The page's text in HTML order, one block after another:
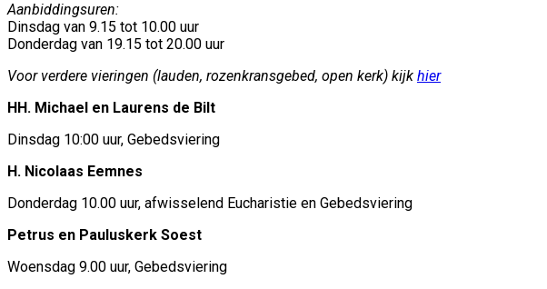
Aanbiddingsuren:
Dinsdag van 9.15 tot 10.00 uur
Donderdag van 19.15 tot 20.00 uur
Voor verdere vieringen (lauden, rozenkransgebed, open kerk) kijk hier
HH. Michael en Laurens de Bilt
Dinsdag 10:00 uur, Gebedsviering
H. Nicolaas Eemnes
Donderdag 10.00 uur, afwisselend Eucharistie en Gebedsviering
Petrus en Pauluskerk Soest
Woensdag 9.00 uur, Gebedsviering